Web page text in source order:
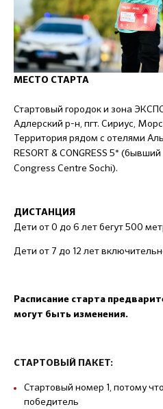
МЕСТО СТАРТА
Стартовый городок и зона
Адлерский р-н, пгт. Сириус,
Территория рядом с отелями
RESORT & CONGRESS 5*
Congress Centre Sochi).
ДИСТАНЦИЯ
Дети от 0 до 6 лет бегут 500
Дети от 7 до 12 лет
Расписание старта
могут быть изменения.
СТАРТОВЫЙ ПАКЕТ:
Стартовый номер 1, потому
победитель